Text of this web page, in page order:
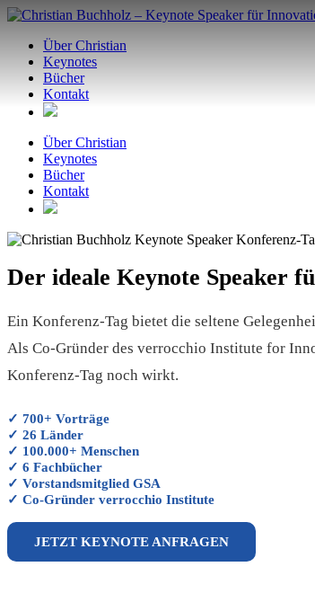
Zum
springenÜber Christian
Keynotes
Bücher
Kontakt
Über Christian
Keynotes
Bücher
Kontakt
Der ideale Keynote Speaker
Ein Konferenz-Tag bietet die seltene
Als Co-Gründer des verrocchio Institute for
Konferenz-Tag noch wirkt.
✓ 700+ Vorträge
✓ 26 Länder
✓ 100.000+ Menschen
✓ 6 Fachbücher
✓ Vorstandsmitglied GSA
✓ Co-Gründer verrocchio Institute
JETZT KEYNOTE ANFRAGEN